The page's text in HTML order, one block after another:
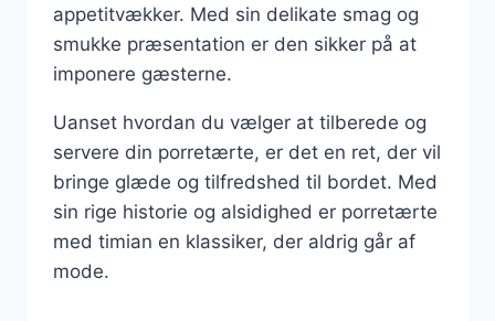
appetitvækker. Med sin delikate smag og
smukke præsentation er den sikker på at
imponere gæsterne.
Uanset hvordan du vælger at tilberede og
servere din porretærte, er det en ret, der vil
bringe glæde og tilfredshed til bordet. Med
sin rige historie og alsidighed er porretærte
med timian en klassiker, der aldrig går af
mode.